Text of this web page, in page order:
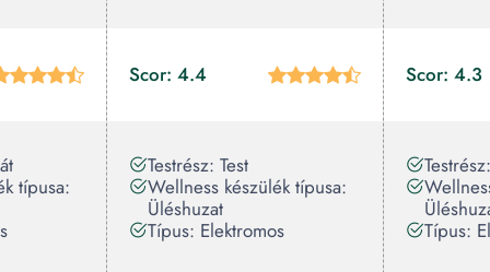
típusa:
Scor: 4.4
Testrész: Test
Wellness készülék típusa:
Üléshuzat
Típus: Elektromos
Scor: 4.3
Típus: